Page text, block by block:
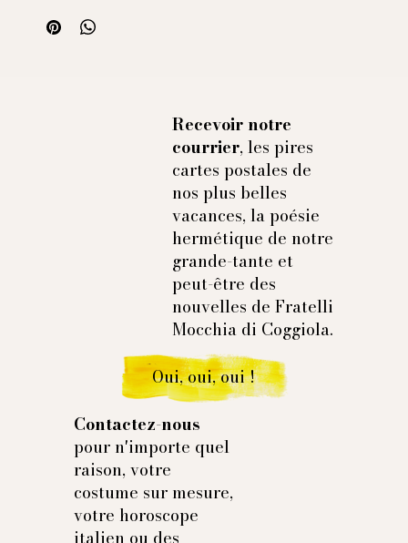
1/2 Poitrine : 48 cm
Longueur de veste : 69 cm
Longueur de veste : 70 cm
Longueur de manches conseillée : 60 cm
Longueur de veste : 71 cm
Longueur de manches conseillée : 61 cm
Longueur de veste : 72 cm
Longueur de manches conseillée : 62 cm
Longueur de veste : 73 cm
Longueur de manches conseillée : 63 cm
Taille 54 (EU) :
1/2 Poitrine : 58 cm
Longueur de veste : 74 cm
Longueur de manches conseillée : 64 cm
Recevoir notre
courrier, les pires
cartes postales de
nos plus belles
vacances, la poésie
hermétique de notre
grande-tante et
peut-être des
nouvelles de Fratelli
Mocchia di Coggiola.
Contactez-nous
pour n'importe quel
raison, votre
costume sur mesure,
votre horoscope
italien ou des
Oui, oui, oui !